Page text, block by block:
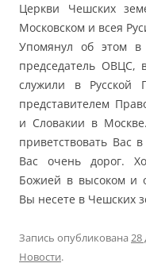
Церкви Чешских
Московском и всея
Упомянул об этом в
председатель ОВЦС,
служили в Русской
представителем
и Словакии в
приветствовать Вас
Вас очень дорог.
Божией в высоком и
Вы несете в Чешских
Запись опубликована 28
Новости.